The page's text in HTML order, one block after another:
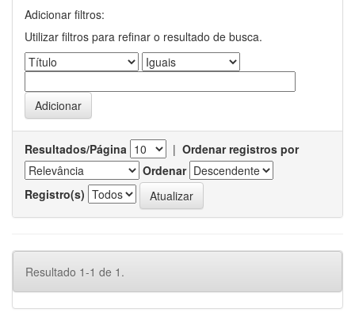
Adicionar filtros:
Utilizar filtros para refinar o resultado de busca.
Resultados/Página | Ordenar registros por
Ordenar
Registro(s)
Resultado 1-1 de 1.